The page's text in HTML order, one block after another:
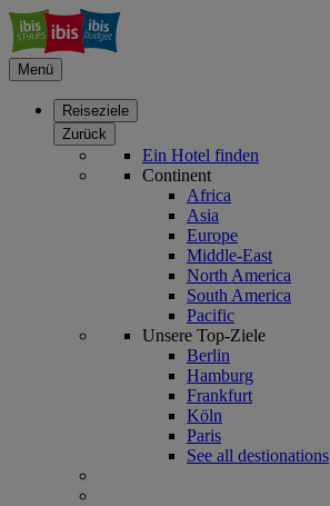
Menü
Reiseziele
Zurück
Ein Hotel finden
Continent
Africa
Asia
Europe
Middle-East
North America
South America
Pacific
Unsere Top-Ziele
Berlin
Hamburg
Frankfurt
Köln
Paris
See all destionations